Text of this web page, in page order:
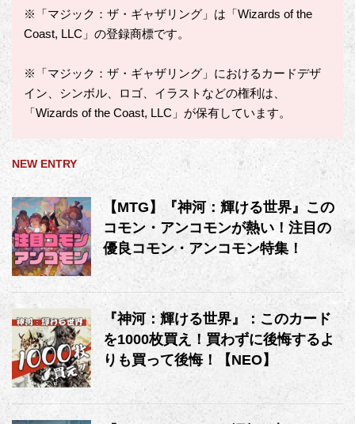
※「マジック：ザ・ギャザリング」は「Wizards of the
Coast, LLC」の登録商標です。
※「マジック：ザ・ギャザリング」におけるカードデザ
イン、シンボル、ロゴ、イラストなどの権利は、
「Wizards of the Coast, LLC」が保有しています。
NEW ENTRY
【MTG】『神河：輝ける世界』この
コモン・アンコモンが熱い！注目の
優良コモン・アンコモン特集！
『神河：輝ける世界』：このカード
を1000枚買え！買わずに後悔するよ
りも買って後悔！【NEO】